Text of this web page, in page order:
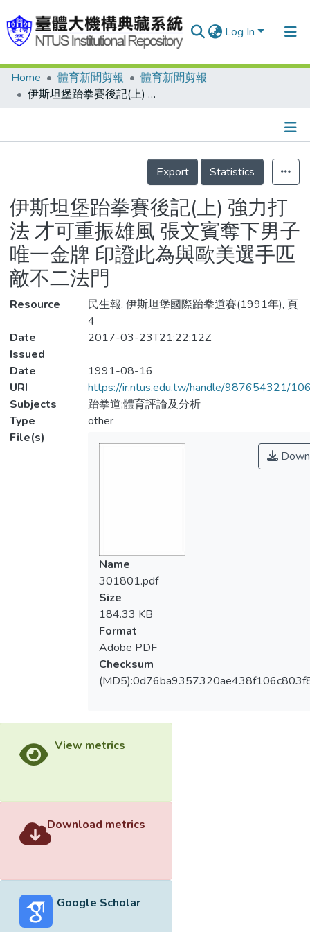
Log In
Communities & Collections
Statistics
Home 體育新聞剪報
體育新聞剪報
伊斯坦堡跆拳賽後記(上) 強力打法 才可重振雄風 張文賓奪下男子唯一金牌 印證此為與歐美選手匹敵不二法門
Details
Export
Statistics
伊斯坦堡跆拳賽後記(上) 強力打
法 才可重振雄風 張文賓奪下男子
唯一金牌 印證此為與歐美選手匹
敵不二法門
Resource
民生報, 伊斯坦堡國際跆拳道賽(1991年), 頁
4
Date
Issued
2017-03-23T21:22:12Z
Date
1991-08-16
URI
https://ir.ntus.edu.tw/handle/987654321/
Subjects
跆拳道;體育評論及分析
Type
other
File(s)
Name
301801.pdf
Size
184.33 KB
Format
Adobe PDF
Checksum
View metrics
Download metrics
Google Scholar